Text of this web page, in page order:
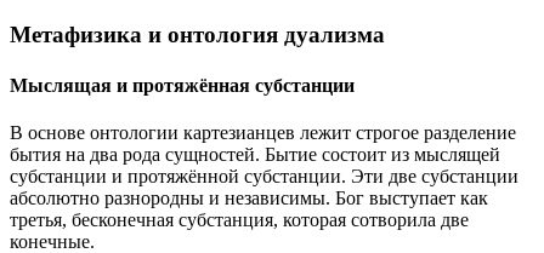
Метафизика и онтология дуализма
Мыслящая и протяжённая субстанции
В основе онтологии картезианцев лежит строгое разделение
бытия на два рода сущностей. Бытие состоит из мыслящей
субстанции и протяжённой субстанции. Эти две субстанции
абсолютно разнородны и независимы. Бог выступает как
третья, бесконечная субстанция, которая сотворила две
конечные.